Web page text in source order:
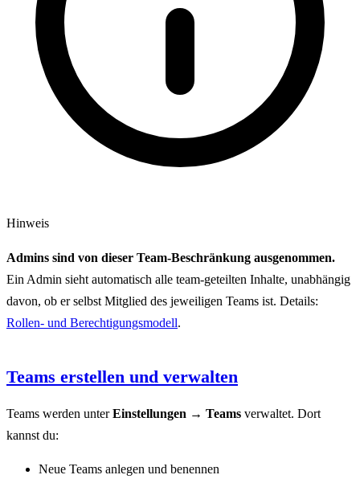
Hinweis
Admins sind von dieser Team-Beschränkung ausgenommen.
Ein Admin sieht automatisch alle team-geteilten Inhalte, unabhängig
davon, ob er selbst Mitglied des jeweiligen Teams ist. Details:
Rollen- und Berechtigungsmodell.
Teams erstellen und verwalten
Teams werden unterEinstellungen → Teams verwaltet. Dort
kannst du:
Neue Teams anlegen und benennen